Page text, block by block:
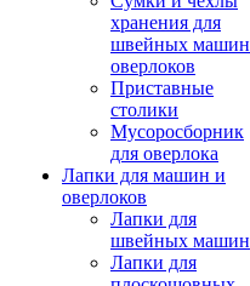
хранения для
швейных
оверлоков
Приставные
столики
Мусоросборник
для оверлока
Лапки для машин и
оверлоков
Лапки для
швейных машин
Лапки для